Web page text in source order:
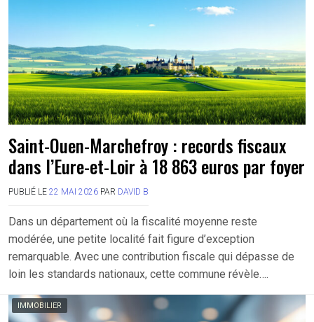
Saint-Ouen-Marchefroy : records fiscaux
dans l’Eure-et-Loir à 18 863 euros par foyer
PUBLIÉ LE 22 MAI 2026 PAR DAVID B
Dans un département où la fiscalité moyenne reste
modérée, une petite localité fait figure d’exception
remarquable. Avec une contribution fiscale qui dépasse de
loin les standards nationaux, cette commune révèle….
IMMOBILIER